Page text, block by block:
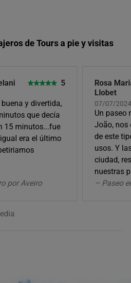
de Tours a pie y visitas
5
y divertida,
que decía
15 minutos...fue
era el último
por Aveiro
Rosa
Llobet
07/07/
Un paseo
João, nos
de este
usos. Y
ciudad,
nuestras
– Paseo